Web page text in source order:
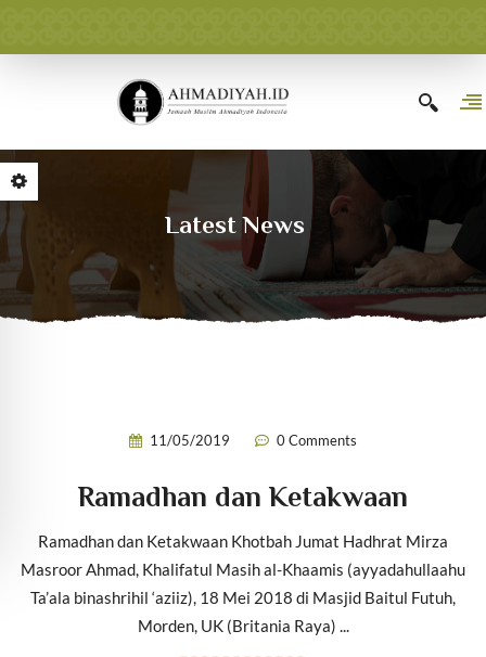
Latest News
11/05/2019 0 Comments
Ramadhan dan Ketakwaan
Ramadhan dan Ketakwaan Khotbah Jumat Hadhrat Mirza
Masroor Ahmad, Khalifatul Masih al-Khaamis (ayyadahullaahu
Ta’ala binashrihil ‘aziiz), 18 Mei 2018 di Masjid Baitul Futuh,
Morden, UK (Britania Raya) ...